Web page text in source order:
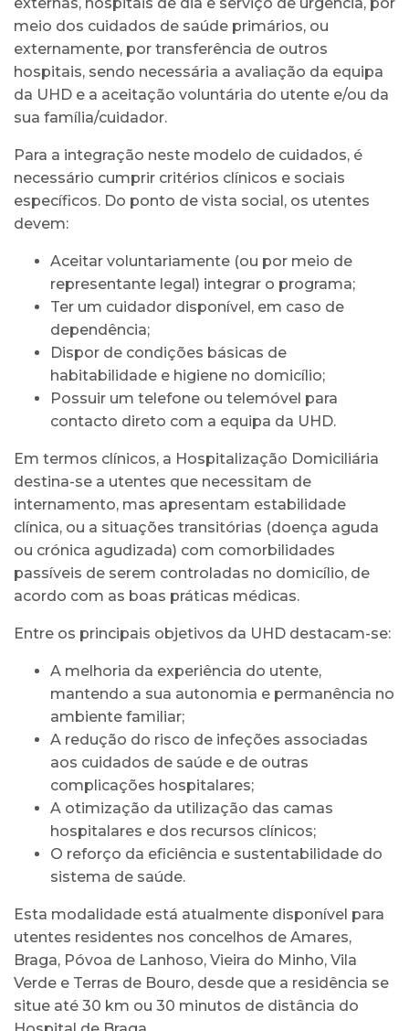
meio dos cuidados de saúde primários, ou
externamente, por transferência de outros
hospitais, sendo necessária a avaliação da equipa
da UHD e a aceitação voluntária do utente e/ou da
sua família/cuidador.
Para a integração neste modelo de cuidados, é
necessário cumprir critérios clínicos e sociais
específicos. Do ponto de vista social, os utentes
devem:
Aceitar voluntariamente (ou por meio de
representante legal) integrar o programa;
Ter um cuidador disponível, em caso de
dependência;
Dispor de condições básicas de
habitabilidade e higiene no domicílio;
Possuir um telefone ou telemóvel para
contacto direto com a equipa da UHD.
Em termos clínicos, a Hospitalização Domiciliária
destina-se a utentes que necessitam de
internamento, mas apresentam estabilidade
clínica, ou a situações transitórias (doença aguda
ou crónica agudizada) com comorbilidades
passíveis de serem controladas no domicílio, de
acordo com as boas práticas médicas.
Entre os principais objetivos da UHD destacam-se:
A melhoria da experiência do utente,
mantendo a sua autonomia e permanência no
ambiente familiar;
A redução do risco de infeções associadas
aos cuidados de saúde e de outras
complicações hospitalares;
A otimização da utilização das camas
hospitalares e dos recursos clínicos;
O reforço da eficiência e sustentabilidade do
sistema de saúde.
Esta modalidade está atualmente disponível para
utentes residentes nos concelhos de Amares,
Braga, Póvoa de Lanhoso, Vieira do Minho, Vila
Verde e Terras de Bouro, desde que a residência se
situe até 30 km ou 30 minutos de distância do